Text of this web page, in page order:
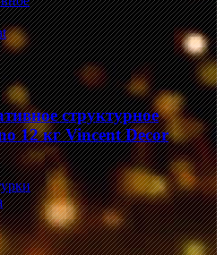
структурное
12 кг Vincent Decor